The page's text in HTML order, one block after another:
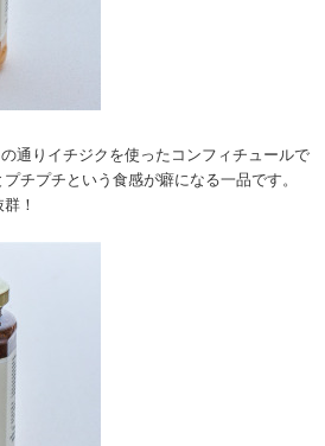
通りイチジクを使ったコンフィチュールで
チプチという食感が癖になる一品です。
！